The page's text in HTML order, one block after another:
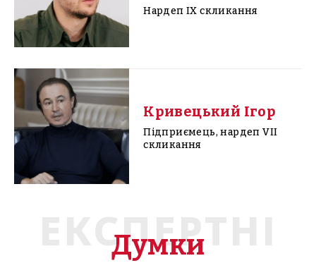
Нардеп IX скликання
Кривецький Ігор
Підприємець, нардеп VII
скликання
ЕКСПЕРТНІ
Думки